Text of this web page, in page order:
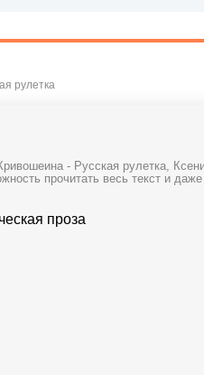
рулетка
- Русская рулетка,
прочитать весь текст и даже
проза